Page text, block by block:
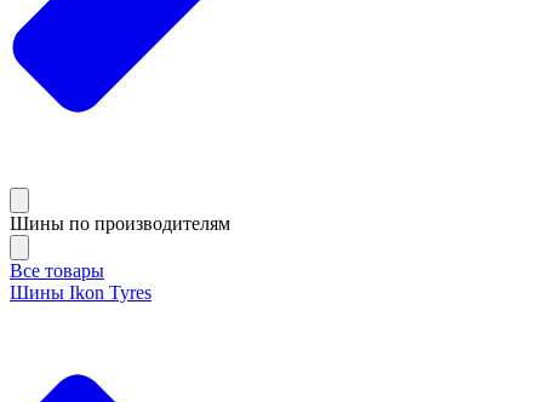
Шины по производителям
Все товары
Шины Ikon Tyres